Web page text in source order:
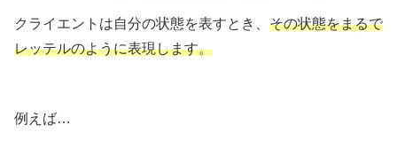
クライエントは自分の状態を表すとき、 その状態をまるで
レッテルのように表現します。
例えば…